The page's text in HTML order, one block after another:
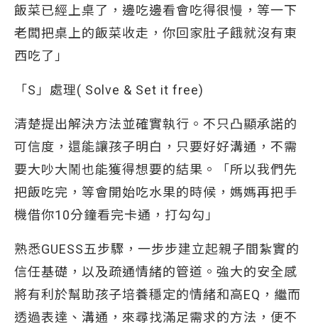
飯菜已經上桌了，邊吃邊看會吃得很慢，等一下
老闆把桌上的飯菜收走，你回家肚子餓就沒有東
西吃了」
「S」處理( Solve & Set it free)
清楚提出解決方法並確實執行。不只凸顯承諾的
可信度，還能讓孩子明白，只要好好溝通，不需
要大吵大鬧也能獲得想要的結果。「所以我們先
把飯吃完，等會開始吃水果的時候，媽媽再把手
機借你10分鐘看完卡通，打勾勾」
熟悉GUESS五步驟，一步步建立起親子間紮實的
信任基礎，以及疏通情緒的管道。強大的安全感
將有利於幫助孩子培養穩定的情緒和高EQ，繼而
透過表達、溝通，來尋找滿足需求的方法，便不